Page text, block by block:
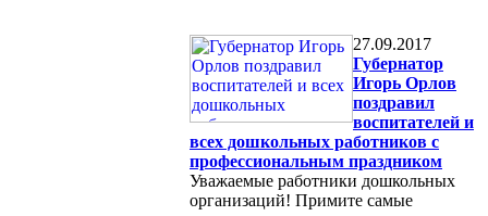
27.09.2017
Губернатор
Игорь Орлов
поздравил
воспитателей и
всех дошкольных работников с
профессиональным праздником
Уважаемые работники дошкольных
организаций! Примите самые